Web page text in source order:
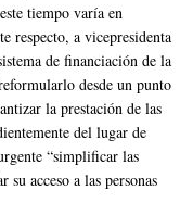
tiempo varía en
respecto, a vicepresidenta
de financiación de la
desde un punto
la prestación de las
del lugar de
“simplificar las
acceso a las personas